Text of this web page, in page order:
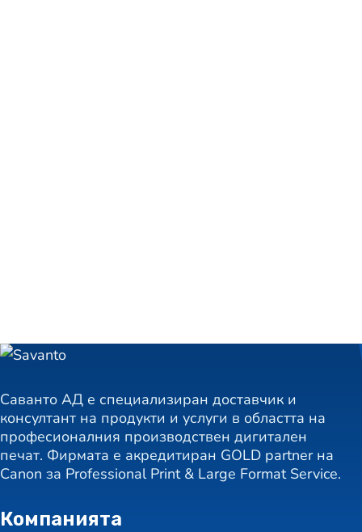
Саванто АД е специализиран доставчик и
консултант на продукти и услуги в областта на
професионалния производствен дигитален
печат. Фирмата е акредитиран GOLD partner на
Canon за Professional Print & Large Format Service.
Компанията